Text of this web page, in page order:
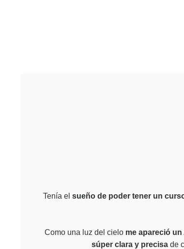
Tenía el sueño de poder tener un
Como una luz del cielo me apareció un
súper clara y precisade